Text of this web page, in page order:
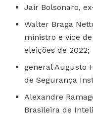
Jair Bolsonaro,
Walter Braga
ministro e vice
eleições de 2022;
general Augusto
de Segurança
Alexandre
Brasileira de